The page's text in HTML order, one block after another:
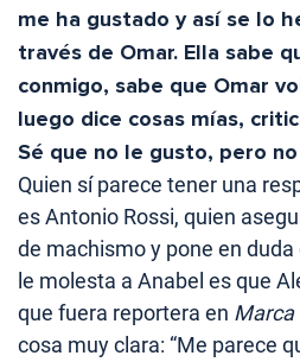
me ha gustado y así se lo
través de Omar. Ella sabe
conmigo, sabe que Omar
luego dice cosas mías,
Sé que no le gusto, pero
Quien sí parece tener una
es Antonio Rossi, quien
de machismo y pone en
le molesta a Anabel es que
que fuera reportera en Marca
cosa muy clara: “Me parece